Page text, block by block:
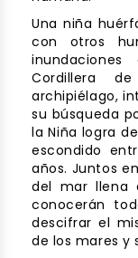
Una niña
con otros
Cordillera
archipiélago,
su búsqueda
la Niña logra
escondido
años. Juntos
del mar llena
conocerán
descifrar el
de los mares y